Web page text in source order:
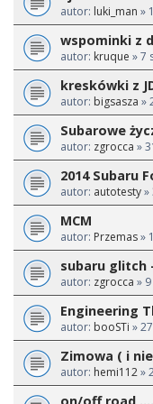
autor: luki_man »
wspominki z
autor: kruque » 7
kreskówki z
autor: bigsasza »
Subarowe
autor: zgrocca »
2014 Subaru
autor: autotesty»
MCM
autor: Przemas»
subaru glitch
autor: zgrocca »
Engineering
autor: booSTi »
Zimowa ( i
autor: hemi112»